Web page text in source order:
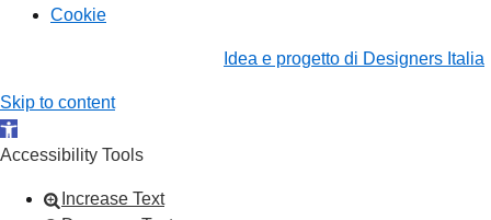
Cookie
Idea e progetto di Designers Italia
Skip to content
Open toolbar
Accessibility Tools
Increase Text